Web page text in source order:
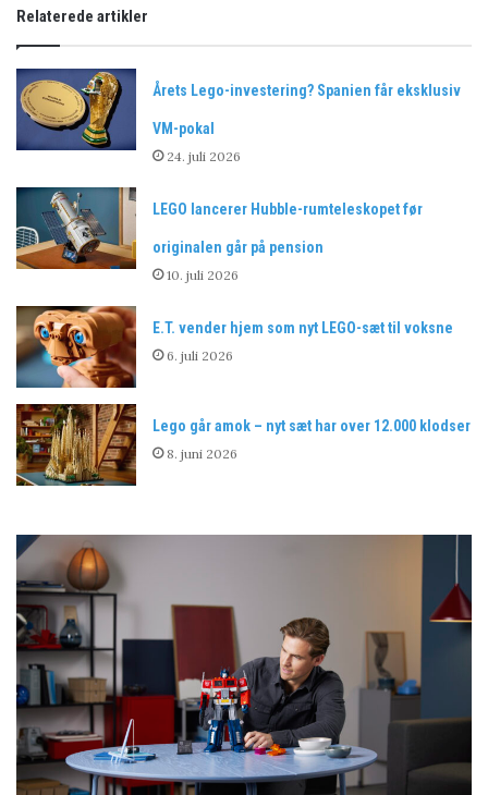
Relaterede artikler
Årets Lego-investering? Spanien får eksklusiv
VM-pokal
24. juli 2026
LEGO lancerer Hubble-rumteleskopet før
originalen går på pension
10. juli 2026
E.T. vender hjem som nyt LEGO-sæt til voksne
6. juli 2026
Lego går amok – nyt sæt har over 12.000 klodser
8. juni 2026